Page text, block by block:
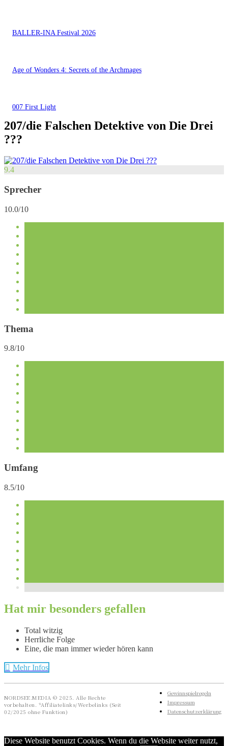
BALLER-INA Festival 2026
Age of Wonders 4: Secrets of the Archmages
007 First Light
207/die Falschen Detektive von Die Drei
???
9.4
Sprecher
10.0/10
Thema
9.8/10
Umfang
8.5/10
Hat mir besonders gefallen
Total witzig
Herrliche Folge
Eine, die man immer wieder hören kann
Mehr Infos
NORDSEE.MEDIA © 2025. Alle Rechte
vorbehalten. *Affiliatelinks/Werbelinks (Seit
02/2025 ohne Funktion)
Gewinnspielregeln
Impressum
Datenschutzerklärung
Diese Website benutzt Cookies. Wenn du die Website weiter nutzt,